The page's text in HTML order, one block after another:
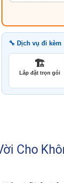
🔧 Dịch vụ đi kèm
🏗️
Lắp đặt trọn gói
Cho